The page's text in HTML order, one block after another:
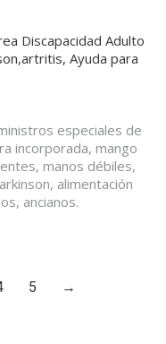
Discapacidad Adulto
Ayuda para
especiales de
incorporada, mango
manos débiles,
alimentación
ancianos.
5 →